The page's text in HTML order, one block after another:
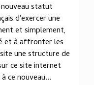
nouveau statut
d'exercer une
et simplement,
et à affronter les
une structure de
ce site internet
ce nouveau...